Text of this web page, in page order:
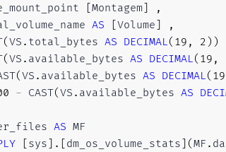
[Montagem]
,
AS [Volume]
,
(VS . total_bytes AS DECIMAL( 19 , 2 ) )
(VS . available_bytes AS DECIMAL( 19 ,
(VS . available_bytes AS DECIMAL( 19
- CAST(VS . available_bytes AS
AS MF
[sys] . [dm_os_volume_stats] (MF .